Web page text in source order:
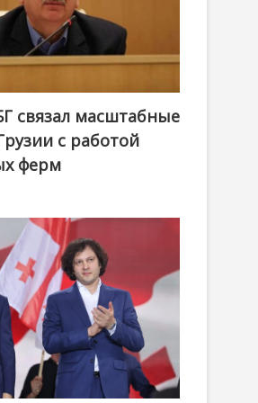
связал масштабные
с работой
ферм